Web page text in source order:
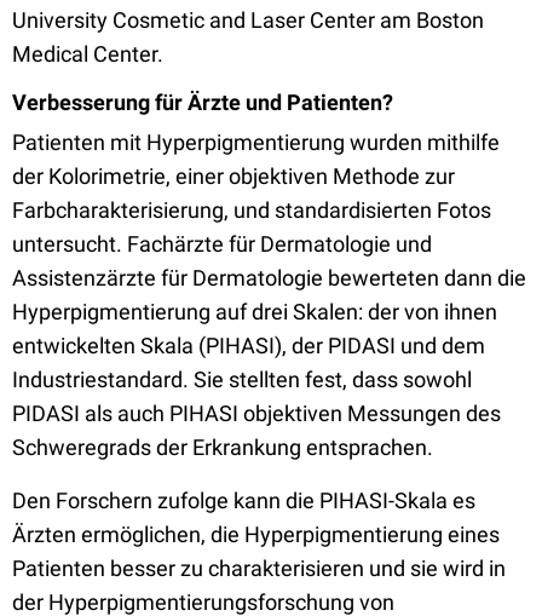
University Cosmetic and Laser Center am Boston
Medical Center.
Verbesserung für Ärzte und Patienten?
Patienten mit Hyperpigmentierung wurden mithilfe
der Kolorimetrie, einer objektiven Methode zur
Farbcharakterisierung, und standardisierten Fotos
untersucht. Fachärzte für Dermatologie und
Assistenzärzte für Dermatologie bewerteten dann die
Hyperpigmentierung auf drei Skalen: der von ihnen
entwickelten Skala (PIHASI), der PIDASI und dem
Industriestandard. Sie stellten fest, dass sowohl
PIDASI als auch PIHASI objektiven Messungen des
Schweregrads der Erkrankung entsprachen.
Den Forschern zufolge kann die PIHASI-Skala es
Ärzten ermöglichen, die Hyperpigmentierung eines
Patienten besser zu charakterisieren und sie wird in
der Hyperpigmentierungsforschung von